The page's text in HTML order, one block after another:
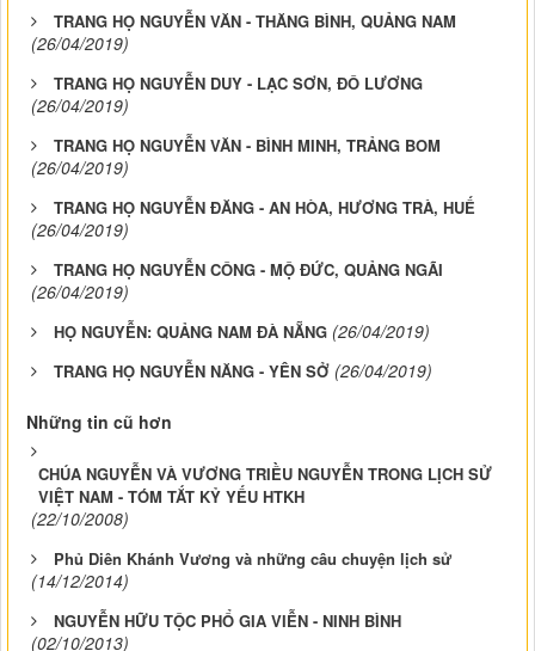
TRANG HỌ NGUYỄN VĂN - THĂNG BÌNH, QUẢNG NAM
(26/04/2019)
TRANG HỌ NGUYỄN DUY - LẠC SƠN, ĐÔ LƯƠNG
(26/04/2019)
TRANG HỌ NGUYỄN VĂN - BÌNH MINH, TRẢNG BOM
(26/04/2019)
TRANG HỌ NGUYỄN ĐĂNG - AN HÒA, HƯƠNG TRÀ, HUẾ
(26/04/2019)
TRANG HỌ NGUYỄN CÔNG - MỘ ĐỨC, QUẢNG NGÃI
(26/04/2019)
HỌ NGUYỄN: QUẢNG NAM ĐÀ NẴNG (26/04/2019)
TRANG HỌ NGUYỄN NĂNG - YÊN SỞ (26/04/2019)
Những tin cũ hơn
CHÚA NGUYỄN VÀ VƯƠNG TRIỀU NGUYỄN TRONG LỊCH SỬ
VIỆT NAM - TÓM TẮT KỶ YẾU HTKH
(22/10/2008)
Phủ Diên Khánh Vương và những câu chuyện lịch sử
(14/12/2014)
NGUYỄN HỮU TỘC PHỔ GIA VIỄN - NINH BÌNH
(02/10/2013)